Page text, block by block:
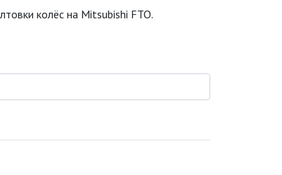
колёс на Mitsubishi FTO.